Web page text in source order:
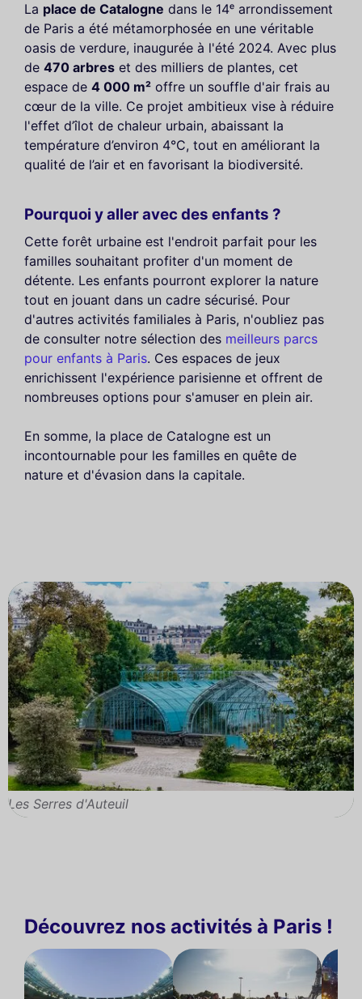
La place de Catalogne dans le 14ᵉ arrondissement
de Paris a été métamorphosée en une véritable
oasis de verdure, inaugurée à l'été 2024. Avec plus
de 470 arbres et des milliers de plantes, cet
espace de 4 000 m² offre un souffle d'air frais au
cœur de la ville. Ce projet ambitieux vise à réduire
l'effet d’îlot de chaleur urbain, abaissant la
température d’environ 4°C, tout en améliorant la
qualité de l’air et en favorisant la biodiversité.
Pourquoi y aller avec des enfants ?
Cette forêt urbaine est l'endroit parfait pour les
familles souhaitant profiter d'un moment de
détente. Les enfants pourront explorer la nature
tout en jouant dans un cadre sécurisé. Pour
d'autres activités familiales à Paris, n'oubliez pas
de consulter notre sélection des meilleurs parcs
pour enfants à Paris. Ces espaces de jeux
enrichissent l'expérience parisienne et offrent de
nombreuses options pour s'amuser en plein air.
En somme, la place de Catalogne est un
incontournable pour les familles en quête de
nature et d'évasion dans la capitale.
Les Serres d'Auteuil
Découvrez nos activités à Paris !